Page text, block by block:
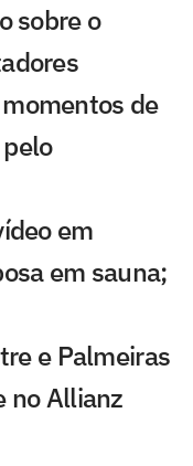
sobre o
de
em
em sauna;
e Palmeiras
no Allianz